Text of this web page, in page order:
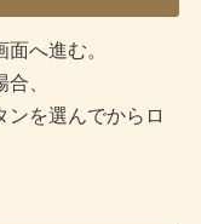
へ進む。
、
ンを選んでからロ